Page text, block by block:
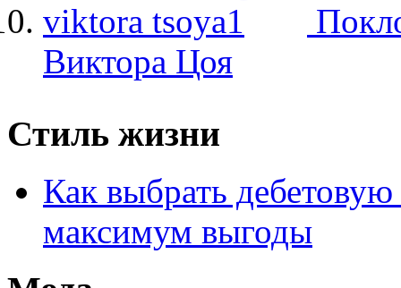
Виктора Цоя
Стиль жизни
Как выбрать дебетовую
максимум выгоды